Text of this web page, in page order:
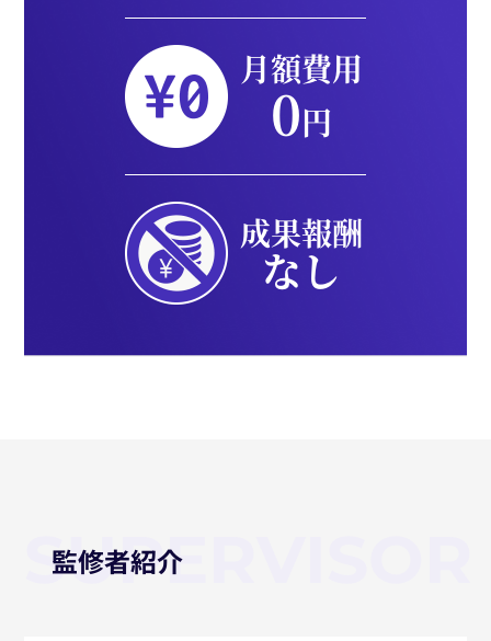
月額費用
0円
成果報酬
なし
SUPERVISOR
監修者紹介